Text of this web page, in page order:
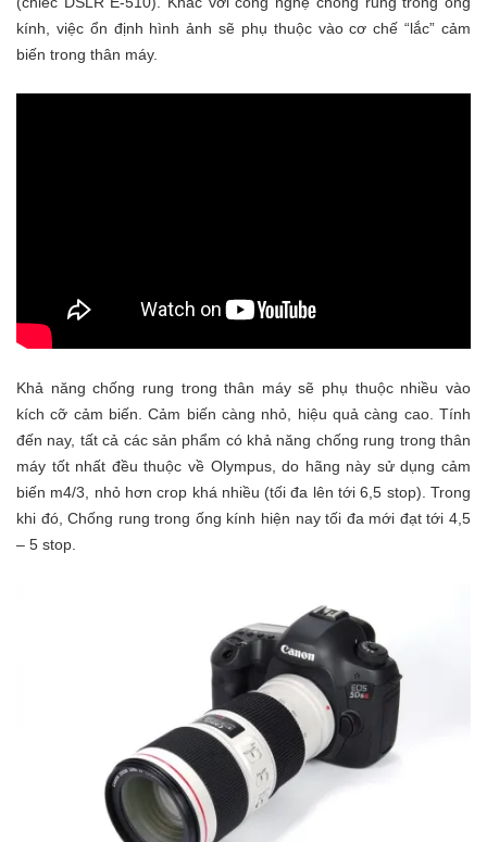
kính, việc ổn định hình ảnh sẽ phụ thuộc vào cơ chế “lắc” cảm
biến trong thân máy.
Khả năng chống rung trong thân máy sẽ phụ thuộc nhiều vào
kích cỡ cảm biến. Cảm biến càng nhỏ, hiệu quả càng cao. Tính
đến nay, tất cả các sản phẩm có khả năng chống rung trong thân
máy tốt nhất đều thuộc về Olympus, do hãng này sử dụng cảm
biến m4/3, nhỏ hơn crop khá nhiều (tối đa lên tới 6,5 stop). Trong
khi đó, Chống rung trong ống kính hiện nay tối đa mới đạt tới 4,5
– 5 stop.